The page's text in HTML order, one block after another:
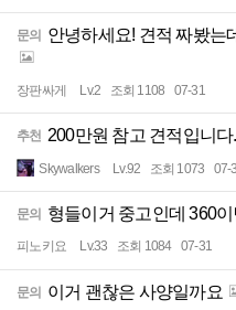
문의 안녕하세요! 견적 짜봤는
장판싸게 Lv.2 조회 1108 07-31
추천 200만원 참고 견적입니다.
Skywalkers Lv.92 조회 1073 07-
문의 형들이거 중고인데 360이
피노키요 Lv.33 조회 1084 07-31
문의 이거 괜찮은 사양일까요